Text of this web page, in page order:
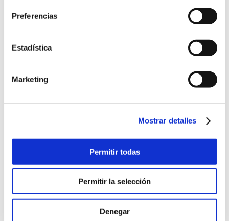
Preferencias
Estadística
Marketing
Mostrar detalles
Permitir todas
Permitir la selección
Denegar
Embarazo Ectópico
¿Cómo diferenciar el sangrado de implantación del de la regla?
Test de ADN fetal en sangre materna
Ver más +
Nuestro Blog